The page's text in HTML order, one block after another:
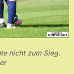
nicht zum Sieg.